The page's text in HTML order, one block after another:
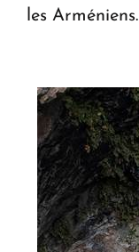
les Arméniens.